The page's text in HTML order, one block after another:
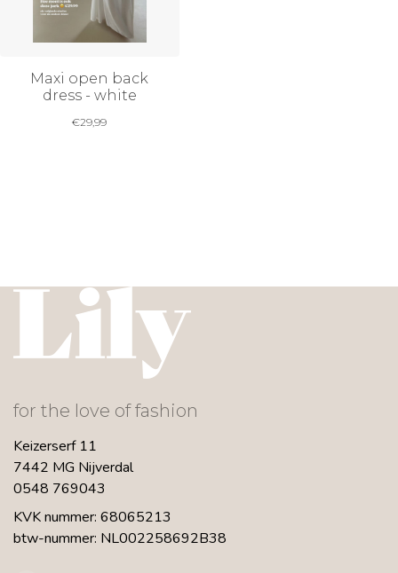
Maxi open back
dress - white
€29,99
for the love of fashion
Keizerserf 11
7442 MG Nijverdal
0548 769043
KVK nummer: 68065213
btw-nummer: NL002258692B38